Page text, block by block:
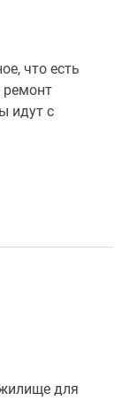
что есть
ремонт
идут с
для